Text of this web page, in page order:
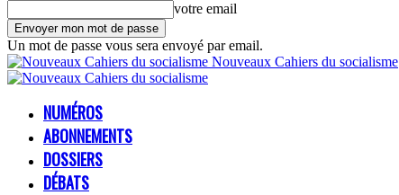
votre email
Un mot de passe vous sera envoyé par email.
Nouveaux Cahiers du socialisme
NUMÉROS
ABONNEMENTS
DOSSIERS
DÉBATS